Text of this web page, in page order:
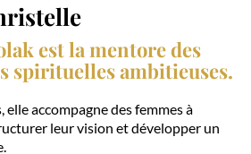
est la mentore des
spirituelles ambitieuses.
elle accompagne des femmes à
leur vision et développer un